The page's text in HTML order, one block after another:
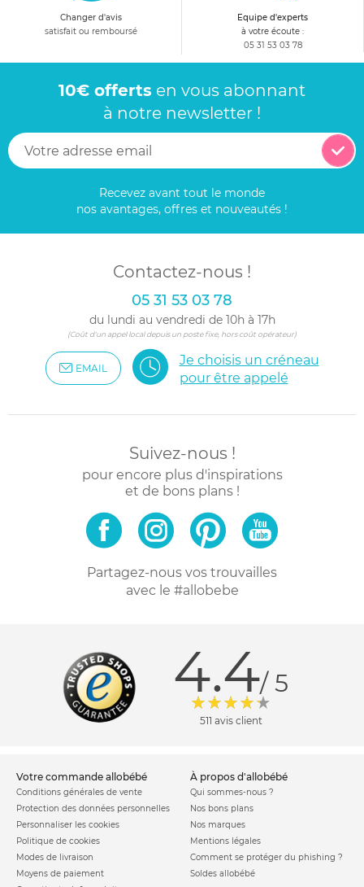
Changer d'avis
satisfait ou remboursé
Equipe d'experts
à votre écoute :
05 31 53 03 78
10€ offerts en vous abonnant
à notre newsletter !
Recevez avant tout le monde
nos avantages, offres et nouveautés !
Contactez-nous !
05 31 53 03 78
du lundi au vendredi de 10h à 17h
(Coût d'un appel local depuis un poste fixe, hors coût opérateur)
EMAIL
Je choisis un créneau
pour être appelé
Suivez-nous !
pour encore plus d'inspirations
et de bons plans !
Partagez-nous vos trouvailles
avec le #allobebe
4.4/ 5
511 avis client
votre commande allobébé
Conditions générales de vente
Protection des données personnelles
Personnaliser les cookies
Politique de cookies
Modes de livraison
Moyens de paiement
à propos d'allobébé
Qui sommes-nous ?
Nos bons plans
Nos marques
Mentions légales
Comment se protéger du phishing ?
Soldes allobébé